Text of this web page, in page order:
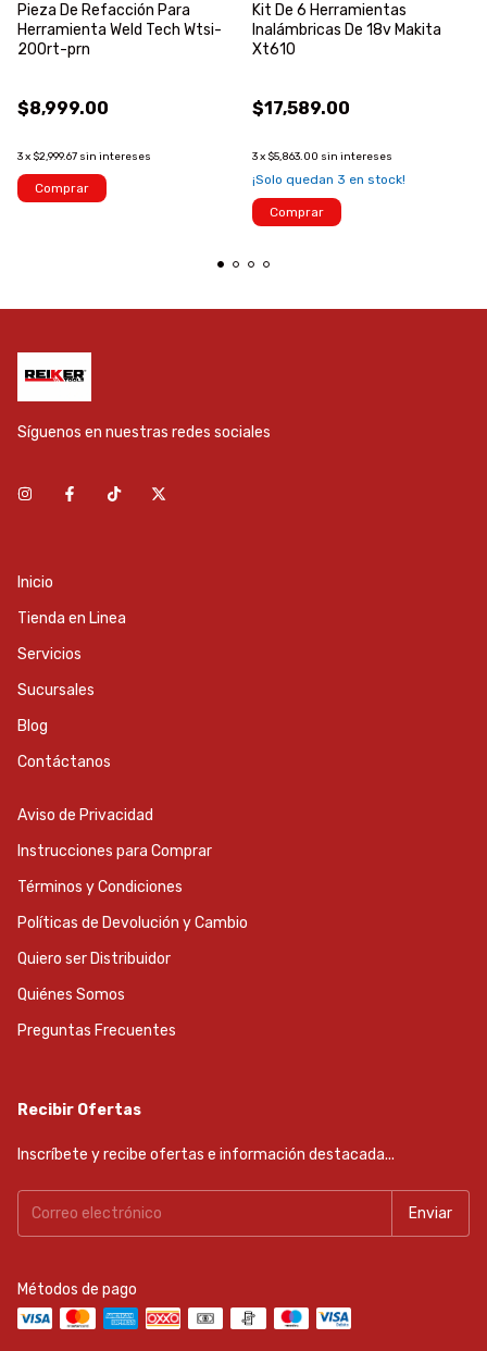
Pieza De Refacción Para
Herramienta Weld Tech Wtsi-
200rt-prn
$8,999.00
3x $2,999.67 sin intereses
Comprar
Kit De 6 Herramientas
Inalámbricas De 18v Makita
Xt610
$17,589.00
3x $5,863.00 sin intereses
¡Solo quedan 3 en stock!
Comprar
Síguenos en nuestras redes sociales
Inicio
Tienda en Linea
Servicios
Sucursales
Blog
Contáctanos
Aviso de Privacidad
Instrucciones para Comprar
Términos y Condiciones
Políticas de Devolución y Cambio
Quiero ser Distribuidor
Quiénes Somos
Preguntas Frecuentes
Recibir Ofertas
Inscríbete y recibe ofertas e información destacada...
Métodos de pago